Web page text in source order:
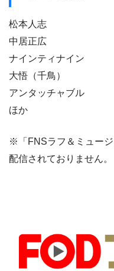
松本人志
中居正広
ナインティナイン
大悟（千鳥）
アンタッチャブル
ほか
※「FNSラフ＆ミュー
配信されておりません。